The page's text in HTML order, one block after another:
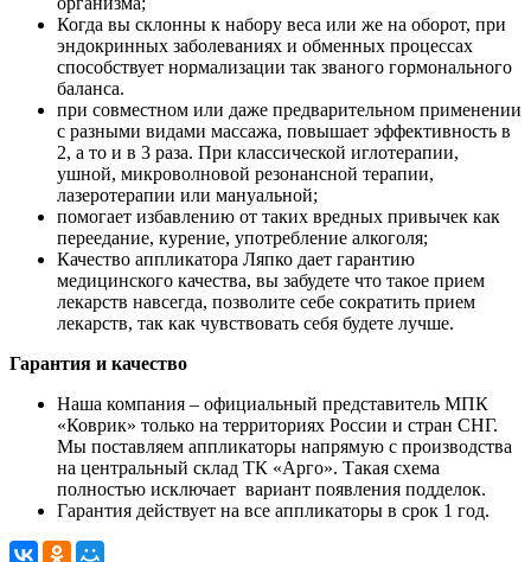
Когда вы склонны к набору веса или же на оборот, при
эндокринных заболеваниях и обменных процессах
способствует нормализации так званого гормонального
баланса.
при совместном или даже предварительном применении
с разными видами массажа, повышает эффективность в
2, а то и в 3 раза. При классической иглотерапии,
ушной, микроволновой резонансной терапии,
лазеротерапии или мануальной;
помогает избавлению от таких вредных привычек как
переедание, курение, употребление алкоголя;
Качество аппликатора Ляпко дает гарантию
медицинского качества, вы забудете что такое прием
лекарств навсегда, позволите себе сократить прием
лекарств, так как чувствовать себя будете лучше.
Гарантия и качество
Наша компания – официальный представитель МПК
«Коврик» только на территориях России и стран СНГ.
Мы поставляем аппликаторы напрямую с производства
на центральный склад ТК «Арго». Такая схема
полностью исключает вариант появления подделок.
Гарантия действует на все аппликаторы в срок 1 год.